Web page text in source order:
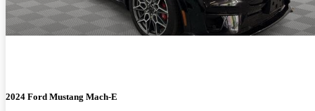
2024 Ford Mustang Mach-E